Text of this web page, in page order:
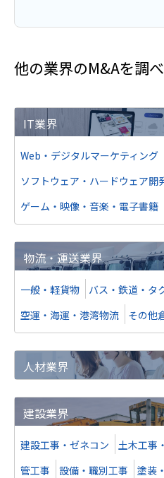
他の業界のM&Aを調
IT業界
Web・デジタルマーケティング
ソフトウェア・ハードウェア開
ゲーム・映像・音楽・電子書籍
物流・運送業界
一般・軽貨物
バス・鉄道・タ
空運・海運・港湾物流
その他
人材業界
建設業界
建設工事・ゼネコン 土木工事
管工事
設備・職別工事 塗装